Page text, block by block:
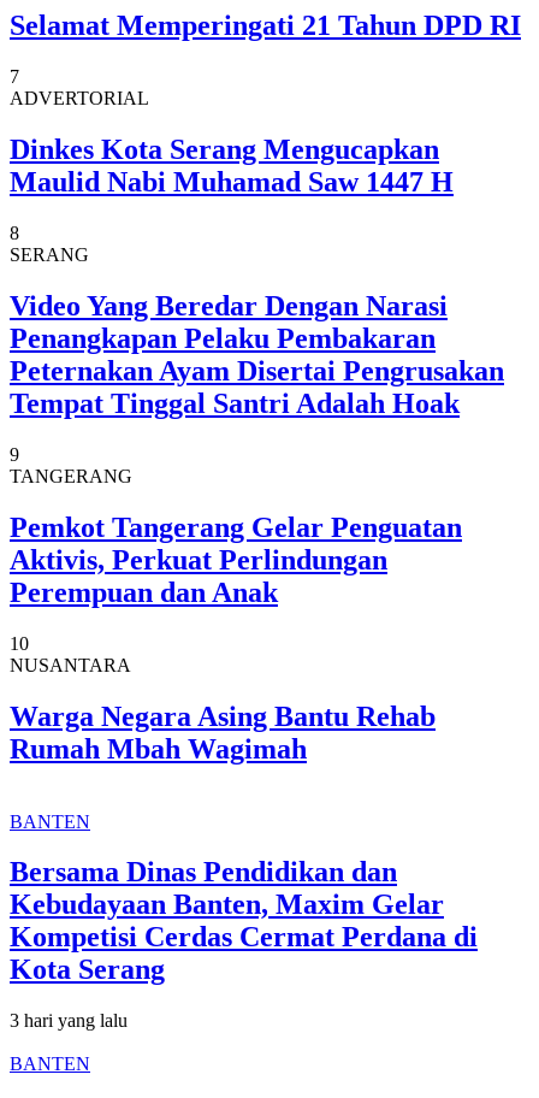
Selamat Memperingati 21 Tahun DPD RI
7
ADVERTORIAL
Dinkes Kota Serang Mengucapkan
Maulid Nabi Muhamad Saw 1447 H
8
SERANG
Video Yang Beredar Dengan Narasi
Penangkapan Pelaku Pembakaran
Peternakan Ayam Disertai Pengrusakan
Tempat Tinggal Santri Adalah Hoak
9
TANGERANG
Pemkot Tangerang Gelar Penguatan
Aktivis, Perkuat Perlindungan
Perempuan dan Anak
10
NUSANTARA
Warga Negara Asing Bantu Rehab
Rumah Mbah Wagimah
BANTEN
Bersama Dinas Pendidikan dan
Kebudayaan Banten, Maxim Gelar
Kompetisi Cerdas Cermat Perdana di
Kota Serang
3 hari yang lalu
BANTEN